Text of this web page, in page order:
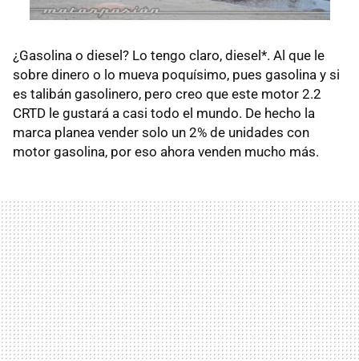
¿Gasolina o diesel? Lo tengo claro, diesel*. Al que le
sobre dinero o lo mueva poquísimo, pues gasolina y si
es talibán gasolinero, pero creo que este motor 2.2
CRTD le gustará a casi todo el mundo. De hecho la
marca planea vender solo un 2% de unidades con
motor gasolina, por eso ahora venden mucho más.